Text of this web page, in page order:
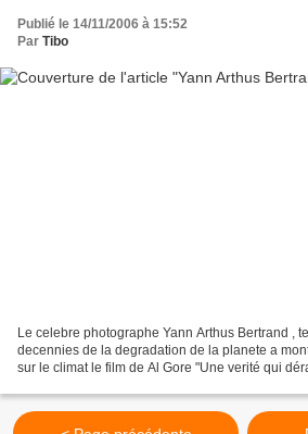
Publié le 14/11/2006 à 15:52
Par Tibo
Le celebre photographe Yann Arthus Bertrand ,
decennies de la degradation de la planete a
sur le climat le film de Al Gore "Une verité qui